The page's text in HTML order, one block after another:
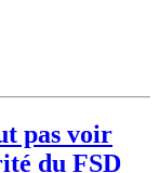
pas voir
du FSD